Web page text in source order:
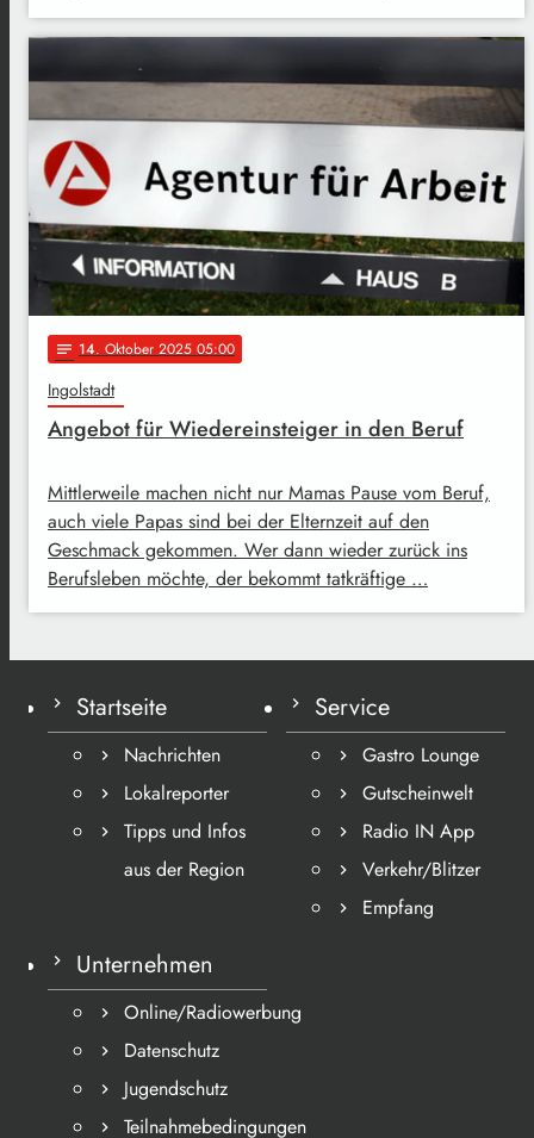
notes 14. Oktober 2025 05:00
Ingolstadt
Angebot für Wiedereinsteiger in den Beruf
Mittlerweile machen nicht nur Mamas Pause vom Beruf,
auch viele Papas sind bei der Elternzeit auf den
Geschmack gekommen. Wer dann wieder zurück ins
Berufsleben möchte, der bekommt tatkräftige …
Startseite
Nachrichten
Lokalreporter
Tipps und Infos
aus der Region
Service
Gastro Lounge
Gutscheinwelt
Radio IN App
Verkehr/Blitzer
Empfang
Unternehmen
Online/Radiowerbung
Datenschutz
Jugendschutz
Teilnahmebedingungen